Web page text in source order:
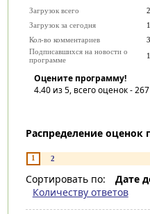
Загрузок всего
Загрузок за сегодня
1
Кол-во комментариев
Подписавшихся на новости о
программе
Оцените программу!
4.40из 5, всего оценок -267
Распределение
1 2
Сортировать по: Дате
Количеству ответов